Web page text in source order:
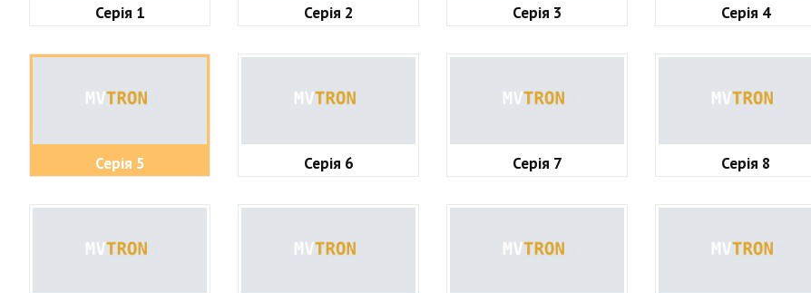
Серія 1 Серія 2 Серія 3 Серія 4
Серія 5 Серія 6 Серія 7 Серія 8